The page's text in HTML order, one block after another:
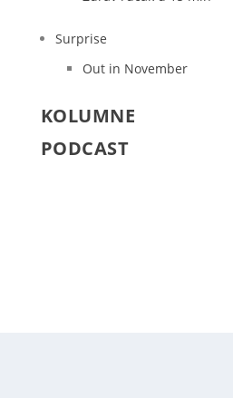
Surprise
Out in November
KOLUMNE
PODCAST